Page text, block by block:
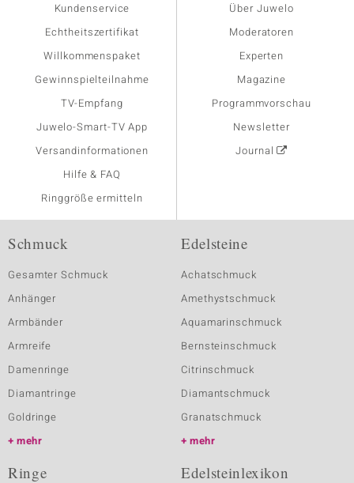
Kundenservice
Echtheitszertifikat
Willkommenspaket
Gewinnspielteilnahme
TV-Empfang
Juwelo-Smart-TV App
Versandinformationen
Hilfe & FAQ
Ringgröße ermitteln
Über Juwelo
Moderatoren
Experten
Magazine
Programmvorschau
Newsletter
Journal
Schmuck
Gesamter Schmuck
Anhänger
Armbänder
Armreife
Damenringe
Diamantringe
Goldringe
mehr
Edelsteine
Achatschmuck
Amethystschmuck
Aquamarinschmuck
Bernsteinschmuck
Citrinschmuck
Diamantschmuck
Granatschmuck
mehr
Ringe Edelsteinlexikon